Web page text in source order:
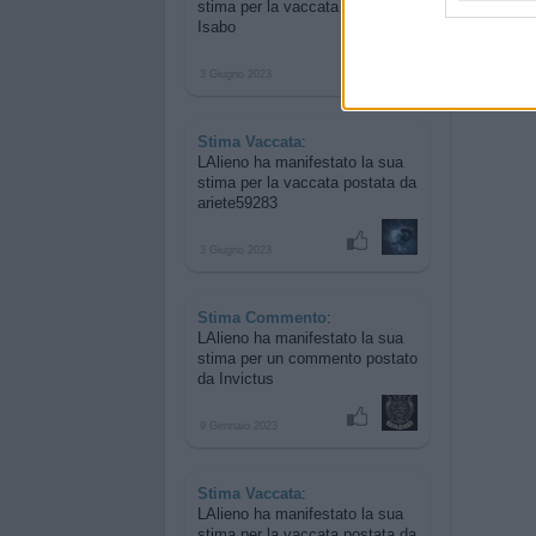
stima per la vaccata postata da
Isabo
Stima Vaccata:
LAlieno ha manifestato la sua
stima per la vaccata postata da
ariete59283
Stima Commento:
LAlieno ha manifestato la sua
stima per un commento postato
da Invictus
Stima Vaccata:
LAlieno ha manifestato la sua